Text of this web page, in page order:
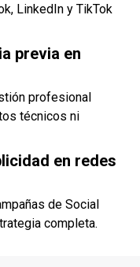
LinkedIn y TikTok
previa en
profesional
técnicos ni
en redes
de Social
completa.